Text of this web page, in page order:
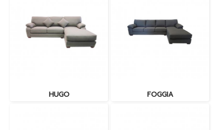
HUGO FOGGIA